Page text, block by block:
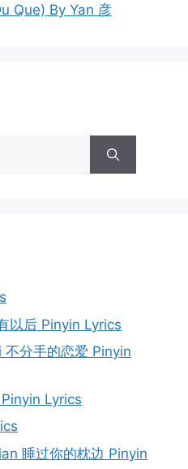
Que) By Yan 彦
以后 Pinyin Lyrics
分手的恋爱 Pinyin
Lyrics
睡过你的枕边 Pinyin